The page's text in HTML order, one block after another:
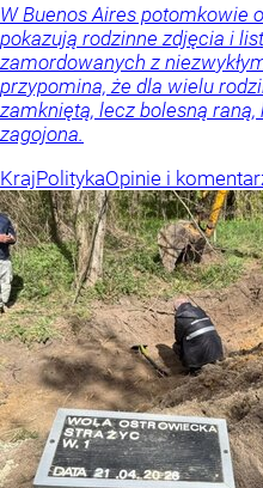
W Buenos Aires potomkowie
pokazują rodzinne zdjęcia i
zamordowanych z
przypomina, że dla wielu
zamkniętą, lecz bolesną raną,
zagojona.
KrajPolitykaOpinie i